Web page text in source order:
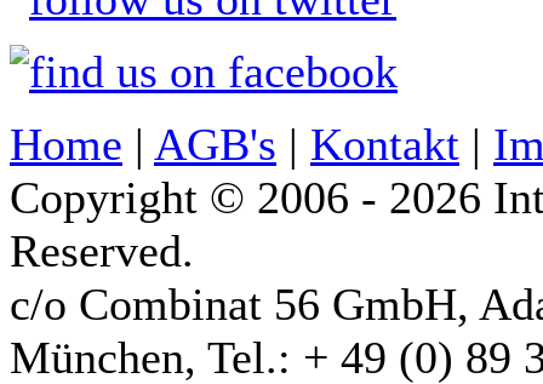
Home | AGB's | Kontakt |
Copyright © 2006 - 2026
Reserved.
c/o Combinat 56 GmbH,
München, Tel.: + 49 (0) 89